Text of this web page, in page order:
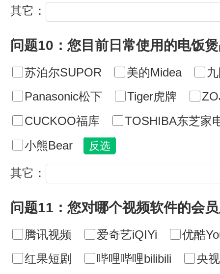
其它：
问题10：您目前日常使用的电饭
苏泊尔SUPOR 美的Midea
Panasonic松下
Tiger虎牌
CUCKOO福库
TOSHIBA东芝家
小熊Bear
其它：
问题11：您对哪个视频软件的会
腾讯视频 爱奇艺iQIYi
优酷
红果短剧
哔哩哔哩bilibili
央